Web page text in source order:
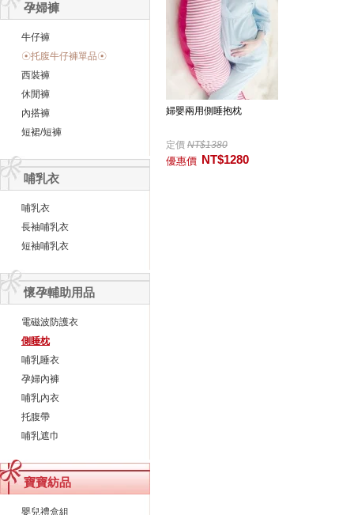
孕婦褲
牛仔褲
☉托腹牛仔褲單品☉
西裝褲
休閒褲
內搭褲
短裙/短褲
哺乳衣
哺乳衣
長袖哺乳衣
短袖哺乳衣
懷孕輔助用品
電磁波防護衣
側睡枕
哺乳睡衣
孕婦內褲
哺乳內衣
托腹帶
哺乳遮巾
寶寶紡品
嬰兒禮盒組
婦嬰兩用側睡抱枕
定價 NT$1380
優惠價 NT$1280